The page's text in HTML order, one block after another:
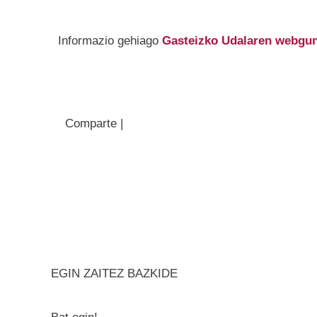
Informazio gehiago Gasteizko Udalaren
Comparte |
EGIN ZAITEZ BAZKIDE